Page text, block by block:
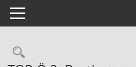
Toggle navigation
Rechercheauswahl